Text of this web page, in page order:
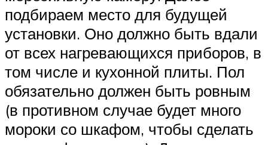
подбираем место для будущей
установки. Оно должно быть вдали
от всех нагревающихся приборов, в
том числе и кухонной плиты. Пол
обязательно должен быть ровным
(в противном случае будет много
мороки со шкафом, чтобы сделать